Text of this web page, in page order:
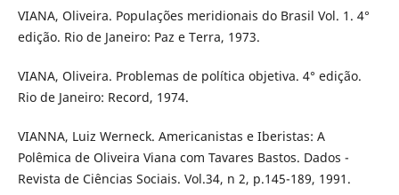
VIANA, Oliveira. Populações meridionais do Brasil Vol. 1. 4°
edição. Rio de Janeiro: Paz e Terra, 1973.
VIANA, Oliveira. Problemas de política objetiva. 4° edição.
Rio de Janeiro: Record, 1974.
VIANNA, Luiz Werneck. Americanistas e Iberistas: A
Polêmica de Oliveira Viana com Tavares Bastos. Dados -
Revista de Ciências Sociais. Vol.34, n 2, p.145-189, 1991.